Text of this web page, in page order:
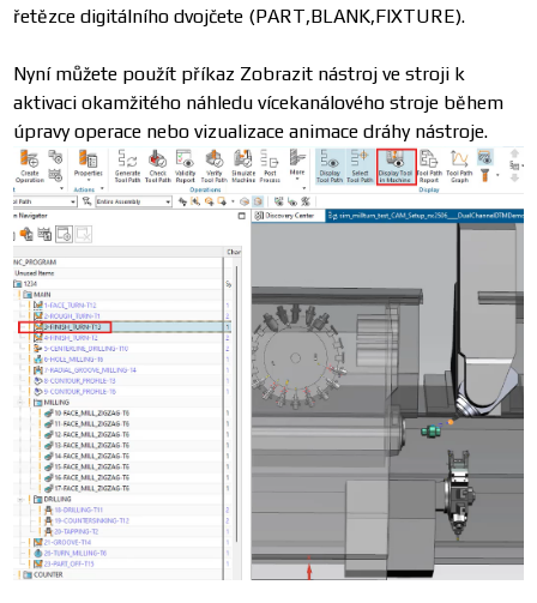
řetězce digitálního dvojčete (PART,BLANK,FIXTURE).
Nyní můžete použít příkaz Zobrazit nástroj ve stroji k
aktivaci okamžitého náhledu vícekanálového stroje během
úpravy operace nebo vizualizace animace dráhy nástroje.